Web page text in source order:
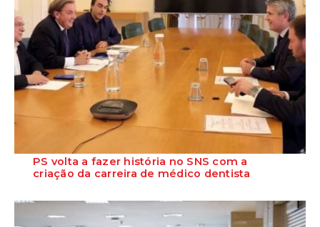
PS volta a fazer história no SNS com a
criação da carreira de médico dentista
de medicina dentária no Ser...